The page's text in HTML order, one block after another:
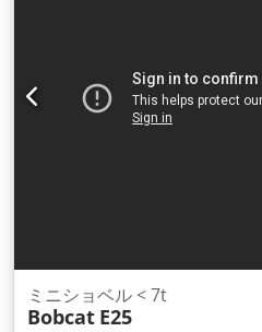
ミニショベル < 7t
Bobcat E25